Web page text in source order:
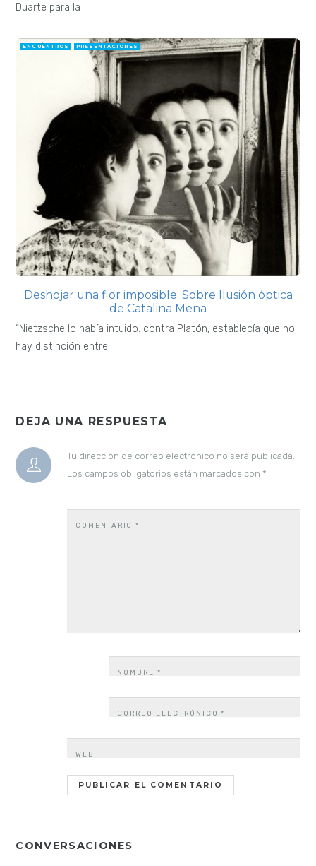
Duarte para la
ENCUENTROS PRESENTACIONES
Deshojar una flor imposible. Sobre Ilusión óptica
de Catalina Mena
“Nietzsche lo había intuido: contra Platón, establecía que no
hay distinción entre
DEJA UNA RESPUESTA
Tu dirección de correo electrónico no será publicada.
Los campos obligatorios están marcados con *
COMENTARIO*
NOMBRE*
CORREO ELECTRÓNICO*
WEB
CONVERSACIONES